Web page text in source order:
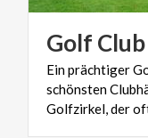
Golf Club
Ein prächtiger
schönsten
Golfzirkel, der